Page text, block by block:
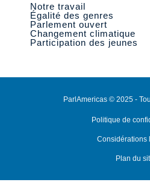
Notre travail
Égalité des genres
Parlement ouvert
Changement climatique
Participation des jeunes
ParlAmericas © 2025 -
Politique de
Considérations
Plan du